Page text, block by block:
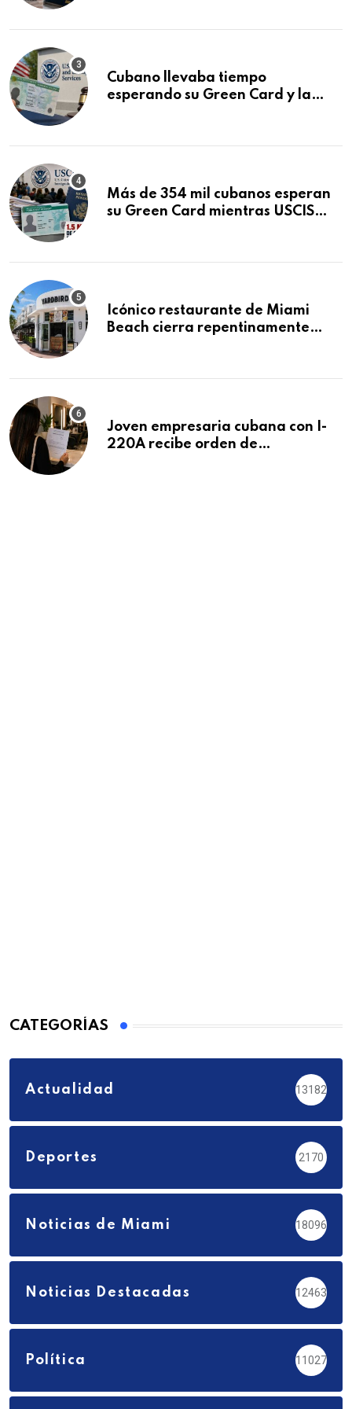
Cubano llevaba tiempo
esperando su Green Card y la
Más de 354 mil cubanos esperan
su Green Card mientras USCIS
Icónico restaurante de Miami
Beach cierra repentinamente
Joven empresaria cubana con I-
220A recibe orden de
CATEGORÍAS
Actualidad 13182
Deportes 2170
Noticias de Miami 18096
Noticias Destacadas 12463
Política 11027